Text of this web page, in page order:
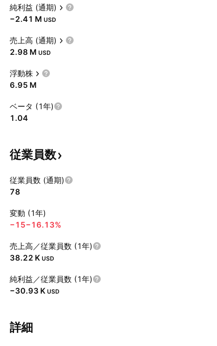
純利益 (通期)
‪−2.41 M‬ USD
売上高 (通期)
‪2.98 M‬ USD
浮動株
‪6.95 M‬
ベータ (1年)
1.04
従業員数
従業員数 (通期)
78
変動 (1年)
−15−16.13%
売上高／従業員数 (1年)
‪38.22 K‬ USD
純利益／従業員数 (1年)
‪−30.93 K‬ USD
詳細